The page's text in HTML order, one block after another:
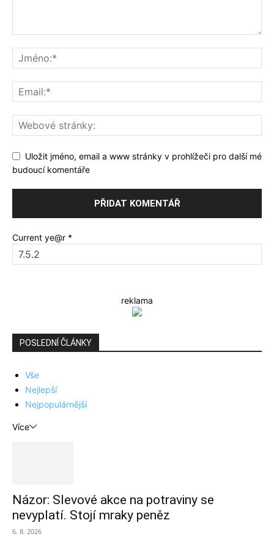
Uložit jméno, email a www stránky v prohlížeči pro další mé
budoucí komentáře
Current ye@r *
reklama
POSLEDNÍ ČLÁNKY
Vše
Nejlepší
Nejpopulárnější
Více
Názor: Slevové akce na potraviny se
nevyplatí. Stojí mraky peněz
6. 8. 2026